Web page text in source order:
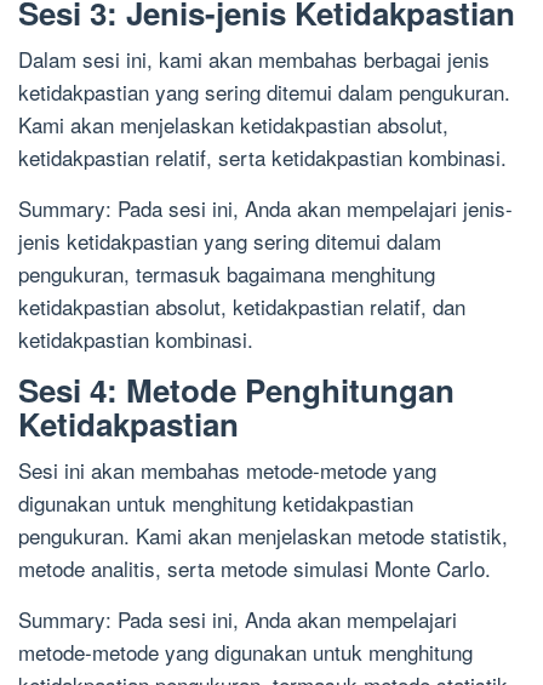
Sesi 3: Jenis-jenis Ketidakpastian
Dalam sesi ini, kami akan membahas berbagai jenis
ketidakpastian yang sering ditemui dalam pengukuran.
Kami akan menjelaskan ketidakpastian absolut,
ketidakpastian relatif, serta ketidakpastian kombinasi.
Summary: Pada sesi ini, Anda akan mempelajari jenis-
jenis ketidakpastian yang sering ditemui dalam
pengukuran, termasuk bagaimana menghitung
ketidakpastian absolut, ketidakpastian relatif, dan
ketidakpastian kombinasi.
Sesi 4: Metode Penghitungan
Ketidakpastian
Sesi ini akan membahas metode-metode yang
digunakan untuk menghitung ketidakpastian
pengukuran. Kami akan menjelaskan metode statistik,
metode analitis, serta metode simulasi Monte Carlo.
Summary: Pada sesi ini, Anda akan mempelajari
metode-metode yang digunakan untuk menghitung